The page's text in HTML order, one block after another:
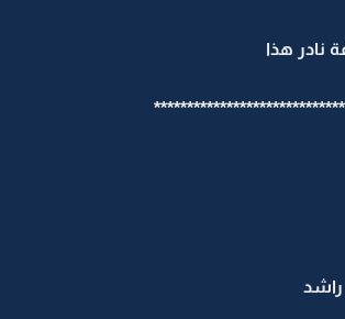
نادر هذا
راشد